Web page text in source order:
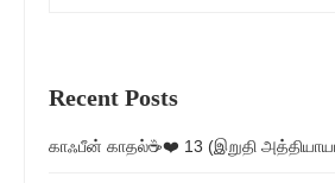
Recent Posts
காஃபீன் காதல்☕❤️ 13 (இறுதி